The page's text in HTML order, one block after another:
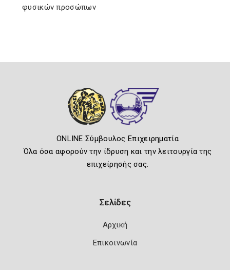
φυσικών προσώπων
ONLINE Σύμβουλος Επιχειρηματία
Όλα όσα αφορούν την ίδρυση και την λειτουργία της
επιχείρησής σας.
Σελίδες
Αρχική
Επικοινωνία